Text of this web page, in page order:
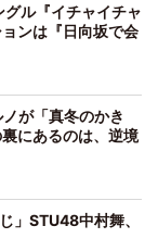
ル『イチャイチャ
ンは『日向坂で会
が「真冬のかき
にあるのは、逆境
」STU48中村舞、